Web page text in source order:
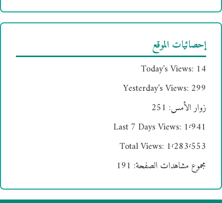
إحصائيات الموقع
Today's Views: 14
Yesterday's Views: 299
زوار الأمس: 251
Last 7 Days Views: 1٬941
Total Views: 1٬283٬553
مجموع مشاهدات الصفحة: 191